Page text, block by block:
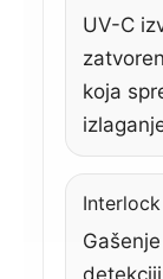
UV-C
koja